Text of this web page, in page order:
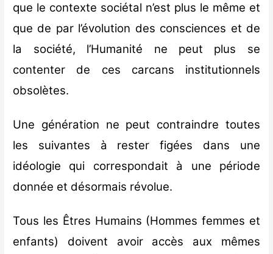
que le contexte sociétal n’est plus le même et
que de par l’évolution des consciences et de
la société, l’Humanité ne peut plus se
contenter de ces carcans institutionnels
obsolètes.
Une génération ne peut contraindre toutes
les suivantes à rester figées dans une
idéologie qui correspondait à une période
donnée et désormais révolue.
Tous les Êtres Humains (Hommes femmes et
enfants) doivent avoir accès aux mêmes